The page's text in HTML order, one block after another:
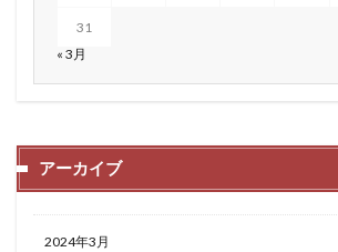
31
« 3月
アーカイブ
2024年3月